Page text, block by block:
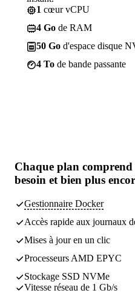
1 cœur vCPU
4 Go de RAM
50 Go d'espace disque
4 To de bande passante
Chaque plan comprend
besoin et bien plus
Gestionnaire Docker
Accès rapide aux journaux
Mises à jour en un clic
Processeurs AMD EPYC
Stockage SSD NVMe
Vitesse réseau de 1 Gb/s